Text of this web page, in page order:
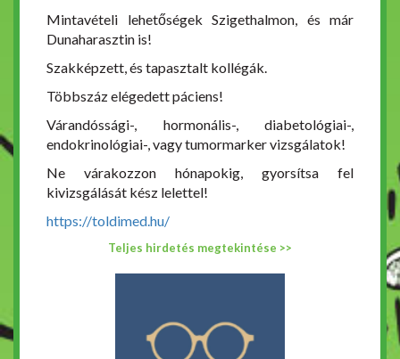
Mintavételi lehetőségek Szigethalmon, és már
Dunaharasztin is!
Szakképzett, és tapasztalt kollégák.
Többszáz elégedett páciens!
Várandóssági-, hormonális-, diabetológiai-,
endokrinológiai-, vagy tumormarker vizsgálatok!
Ne várakozzon hónapokig, gyorsítsa fel
kivizsgálását kész lelettel!
https://toldimed.hu/
Teljes hirdetés megtekintése >>